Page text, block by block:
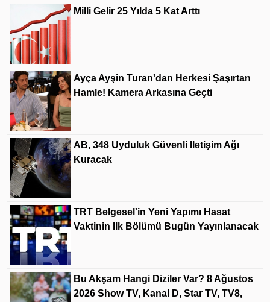
Milli Gelir 25 Yılda 5 Kat Arttı
Ayça Ayşin Turan'dan Herkesi Şaşırtan
Hamle! Kamera Arkasına Geçti
AB, 348 Uyduluk Güvenli Iletişim Ağı
Kuracak
TRT Belgesel'in Yeni Yapımı Hasat
Vaktinin Ilk Bölümü Bugün Yayınlanacak
Bu Akşam Hangi Diziler Var? 8 Ağustos
2026 Show TV, Kanal D, Star TV, TV8,